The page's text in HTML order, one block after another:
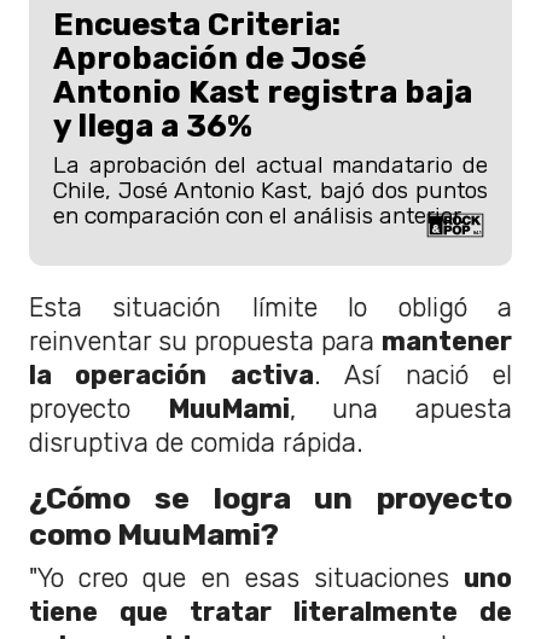
Encuesta Criteria:
Aprobación de José
Antonio Kast registra baja
y llega a 36%
La aprobación del actual mandatario de
Chile, José Antonio Kast, bajó dos puntos
en comparación con el análisis anterior.
Esta situación límite lo obligó a
reinventar su propuesta para mantener
la operación activa. Así nació el
proyecto MuuMami, una apuesta
disruptiva de comida rápida.
¿Cómo se logra un proyecto
como MuuMami?
"Yo creo que en esas situaciones uno
tiene que tratar literalmente de